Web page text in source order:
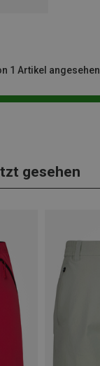
1 Artikel angesehen
gesehen